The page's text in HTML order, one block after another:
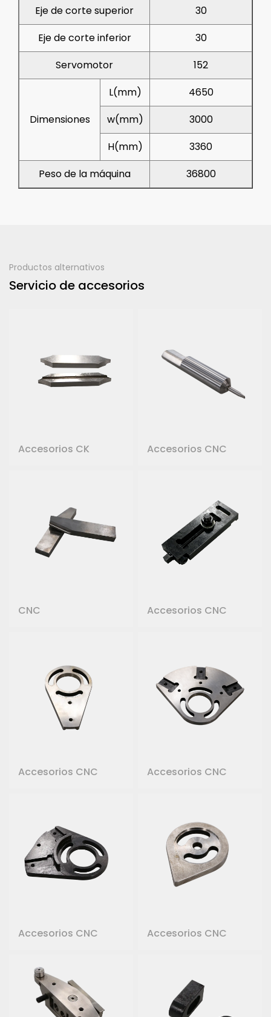
Eje de corte superior
30
Eje de corte inferior
30
Servomotor
152
Dimensiones
L(mm)
4650
w(mm)
3000
H(mm)
3360
Peso de la máquina
36800
Productos alternativos
Servicio de accesorios
Accesorios CK Accesorios CNC
CNC Accesorios CNC
Accesorios CNC Accesorios CNC
Accesorios CNC Accesorios CNC